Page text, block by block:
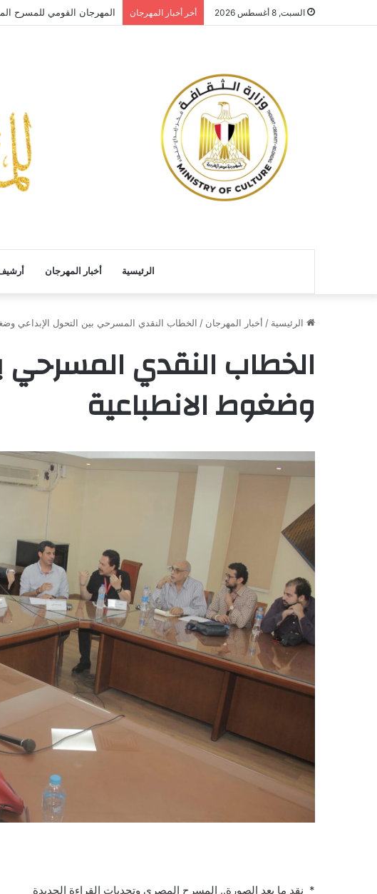
السبت, 8 أغسطس 2026 أخر أخبار المهرجان المهرجان القومي للمسرح
الرئيسية أخبار المهرجان
الرئيسية / أخبار المهرجان / الخطاب النقدي المسرحي بين التحول الإبداعي
الخطاب النقدي المسرحي
وضغوط الانطباعية
* نقد ما بعد الصورة.. المسرح المصري وتحديات القراءة الجديدة